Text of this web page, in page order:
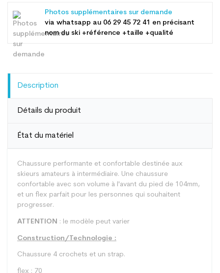
Photos supplémentaires sur demande
via whatsapp au 06 29 45 72 41 en précisant
nom du ski +référence +taille +qualité
Description
Détails du produit
État du matériel
Chaussure performante et confortable destinée aux
skieurs amateurs à intermédiaire. Une chaussure
confortable avec son volume à l'avant du pied de 104mm,
et un flex parfait pour les personnes qui souhaitent
progresser.
ATTENTION : le modèle peut varier
Construction/Technologie :
Chaussure 4 crochets et un strap.
flex : 70